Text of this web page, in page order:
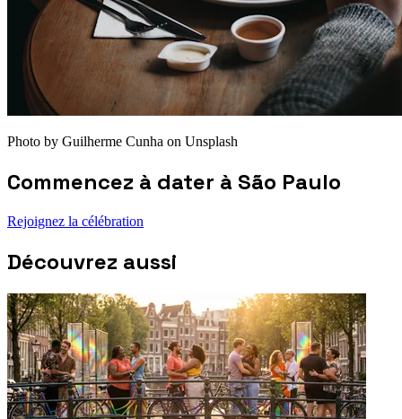
Photo by Guilherme Cunha on Unsplash
Commencez à dater à São Paulo
Rejoignez la célébration
Découvrez aussi